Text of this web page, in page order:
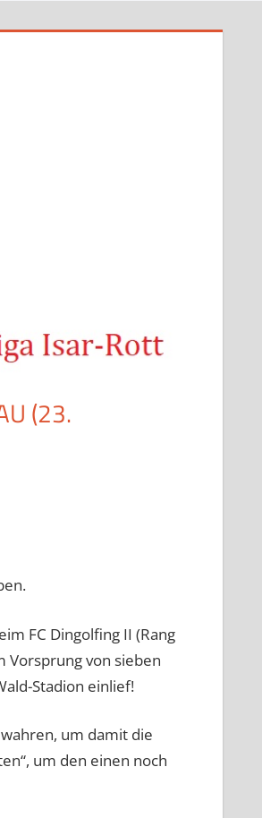
(23.
FC Dingolfing II (Rang
von sieben
Stadion einlief!
um damit die
um den einen noch